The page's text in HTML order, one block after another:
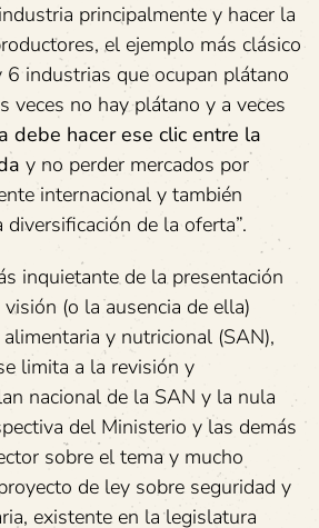
principalmente y hacer la
el ejemplo más clásico
6 industrias que ocupan plátano
veces no hay plátano y a veces
debe hacer ese clic entre la
y no perder mercados por
internacional y también
de la oferta”.
inquietante de la presentación
(o la ausencia de ella)
y nutricional (SAN),
limita a la revisión y
nacional de la SAN y la nula
del Ministerio y las demás
sobre el tema y mucho
de ley sobre seguridad y
existente en la legislatura